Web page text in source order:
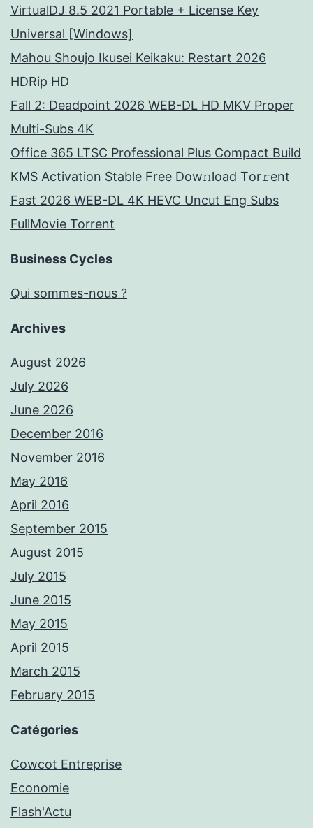
VirtualDJ 8.5 2021 Portable + License Key
Universal [Windows]
Mahou Shoujo Ikusei Keikaku: Restart 2026
HDRip HD
Fall 2: Deadpoint 2026 WEB-DL HD MKV Proper
Multi-Subs 4K
Office 365 LTSC Professional Plus Compact Build
KMS Activation Stable Frее Dow𝚗load Tоr𝚛ent
Fast 2026 WEB-DL 4K HEVC Uncut Eng Subs
FullMov𝗂e Torrent
Business Cycles
Qui sommes-nous ?
Archives
August 2026
July 2026
June 2026
December 2016
November 2016
May 2016
April 2016
September 2015
August 2015
July 2015
June 2015
May 2015
April 2015
March 2015
February 2015
Catégories
Cowcot Entreprise
Economie
Flash'Actu